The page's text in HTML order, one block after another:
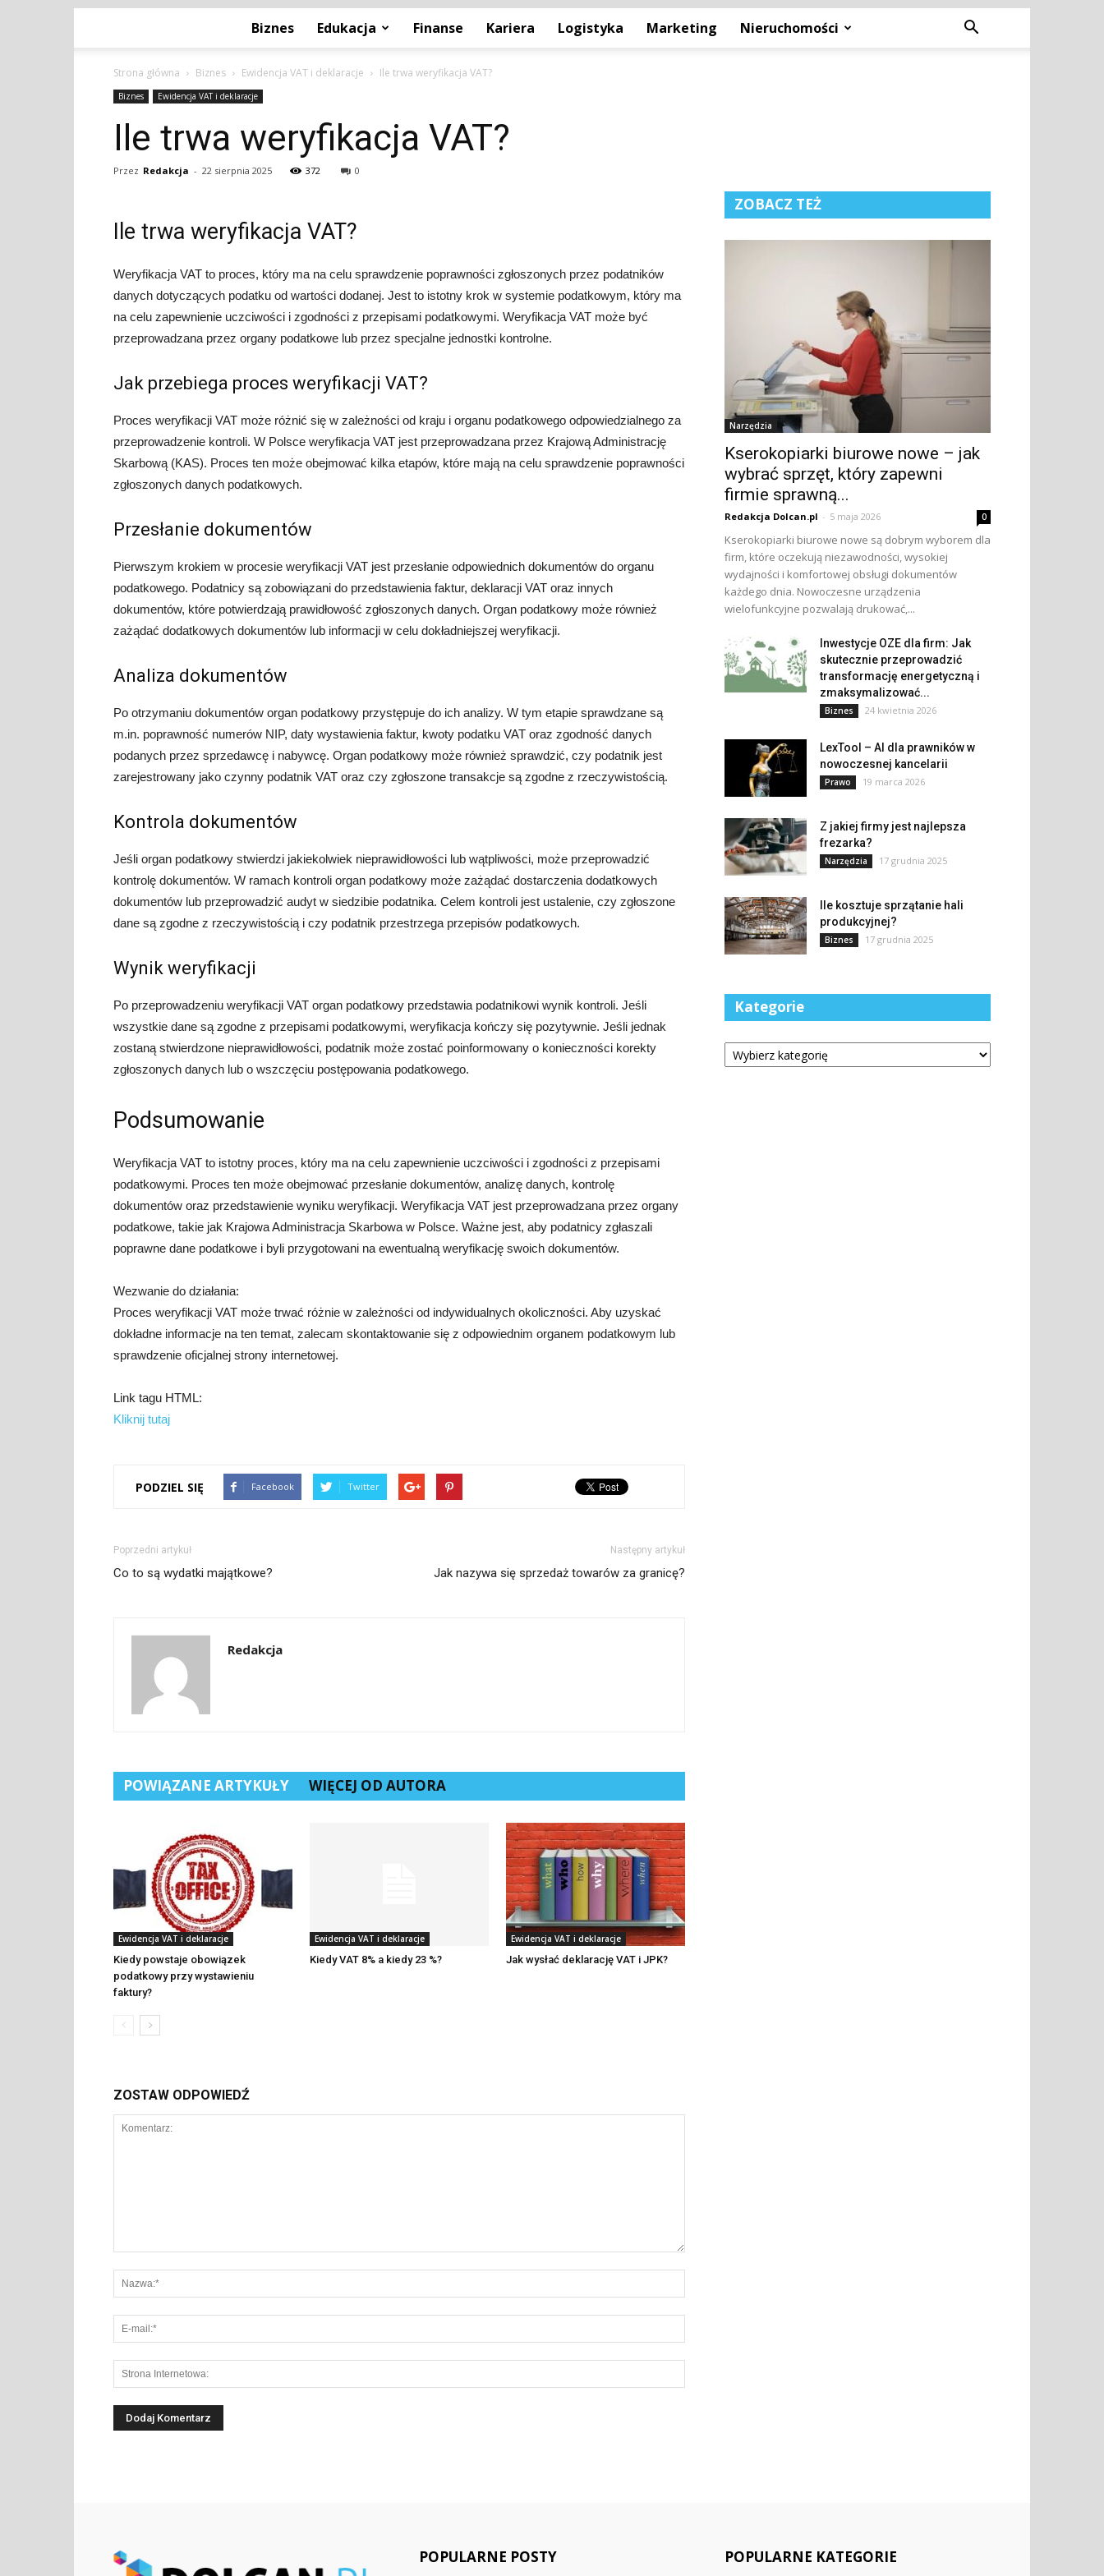
Biznes Edukacja Finanse Kariera Logistyka Marketing Nieruchomości
Strona główna Biznes Ewidencja VAT i deklaracje Ile trwa weryfikacja VAT?
Biznes Ewidencja VAT i deklaracje
Ile trwa weryfikacja VAT?
Przez Redakcja - 22 sierpnia 2025 372 0
Ile trwa weryfikacja VAT?
Weryfikacja VAT to proces, który ma na celu sprawdzenie poprawności zgłoszonych przez podatników
danych dotyczących podatku od wartości dodanej. Jest to istotny krok w systemie podatkowym, który ma
na celu zapewnienie uczciwości i zgodności z przepisami podatkowymi. Weryfikacja VAT może być
przeprowadzana przez organy podatkowe lub przez specjalne jednostki kontrolne.
Jak przebiega proces weryfikacji VAT?
Proces weryfikacji VAT może różnić się w zależności od kraju i organu podatkowego odpowiedzialnego za
przeprowadzenie kontroli. W Polsce weryfikacja VAT jest przeprowadzana przez Krajową Administrację
Skarbową (KAS). Proces ten może obejmować kilka etapów, które mają na celu sprawdzenie poprawności
zgłoszonych danych podatkowych.
Przesłanie dokumentów
Pierwszym krokiem w procesie weryfikacji VAT jest przesłanie odpowiednich dokumentów do organu
podatkowego. Podatnicy są zobowiązani do przedstawienia faktur, deklaracji VAT oraz innych
dokumentów, które potwierdzają prawidłowość zgłoszonych danych. Organ podatkowy może również
zażądać dodatkowych dokumentów lub informacji w celu dokładniejszej weryfikacji.
Analiza dokumentów
Po otrzymaniu dokumentów organ podatkowy przystępuje do ich analizy. W tym etapie sprawdzane są
m.in. poprawność numerów NIP, daty wystawienia faktur, kwoty podatku VAT oraz zgodność danych
podanych przez sprzedawcę i nabywcę. Organ podatkowy może również sprawdzić, czy podatnik jest
zarejestrowany jako czynny podatnik VAT oraz czy zgłoszone transakcje są zgodne z rzeczywistością.
Kontrola dokumentów
Jeśli organ podatkowy stwierdzi jakiekolwiek nieprawidłowości lub wątpliwości, może przeprowadzić
kontrolę dokumentów. W ramach kontroli organ podatkowy może zażądać dostarczenia dodatkowych
dokumentów lub przeprowadzić audyt w siedzibie podatnika. Celem kontroli jest ustalenie, czy zgłoszone
dane są zgodne z rzeczywistością i czy podatnik przestrzega przepisów podatkowych.
Wynik weryfikacji
Po przeprowadzeniu weryfikacji VAT organ podatkowy przedstawia podatnikowi wynik kontroli. Jeśli
wszystkie dane są zgodne z przepisami podatkowymi, weryfikacja kończy się pozytywnie. Jeśli jednak
zostaną stwierdzone nieprawidłowości, podatnik może zostać poinformowany o konieczności korekty
zgłoszonych danych lub o wszczęciu postępowania podatkowego.
Podsumowanie
Weryfikacja VAT to istotny proces, który ma na celu zapewnienie uczciwości i zgodności z przepisami
podatkowymi. Proces ten może obejmować przesłanie dokumentów, analizę danych, kontrolę
dokumentów oraz przedstawienie wyniku weryfikacji. Weryfikacja VAT jest przeprowadzana przez organy
podatkowe, takie jak Krajowa Administracja Skarbowa w Polsce. Ważne jest, aby podatnicy zgłaszali
poprawne dane podatkowe i byli przygotowani na ewentualną weryfikację swoich dokumentów.
Wezwanie do działania:
Proces weryfikacji VAT może trwać różnie w zależności od indywidualnych okoliczności. Aby uzyskać
dokładne informacje na ten temat, zalecam skontaktowanie się z odpowiednim organem podatkowym lub
sprawdzenie oficjalnej strony internetowej.
Link tagu HTML:
Kliknij tutaj
PODZIEL SIĘ Facebook Twitter
Poprzedni artykuł
Co to są wydatki majątkowe?
Następny artykuł
Jak nazywa się sprzedaż towarów za granicę?
Redakcja
POWIĄZANE ARTYKUŁY WIĘCEJ OD AUTORA
Ewidencja VAT i deklaracje
Kiedy powstaje obowiązek
podatkowy przy wystawieniu
faktury?
Ewidencja VAT i deklaracje
Kiedy VAT 8% a kiedy 23 %?
Ewidencja VAT i deklaracje
Jak wysłać deklarację VAT i JPK?
ZOSTAW ODPOWIEDŹ
ZOBACZ TEŻ
Narzędzia
Kserokopiarki biurowe nowe – jak
wybrać sprzęt, który zapewni
firmie sprawną...
Redakcja Dolcan.pl - 5 maja 2026 0
Kserokopiarki biurowe nowe są dobrym wyborem dla
firm, które oczekują niezawodności, wysokiej
wydajności i komfortowej obsługi dokumentów
każdego dnia. Nowoczesne urządzenia
wielofunkcyjne pozwalają drukować,...
Inwestycje OZE dla firm: Jak
skutecznie przeprowadzić
transformację energetyczną i
zmaksymalizować...
Biznes 24 kwietnia 2026
LexTool – AI dla prawników w
nowoczesnej kancelarii
Prawo 19 marca 2026
Z jakiej firmy jest najlepsza
frezarka?
Narzędzia 17 grudnia 2025
Ile kosztuje sprzątanie hali
produkcyjnej?
Biznes 17 grudnia 2025
Kategorie
Kategorie
POPULARNE POSTY POPULARNE KATEGORIE